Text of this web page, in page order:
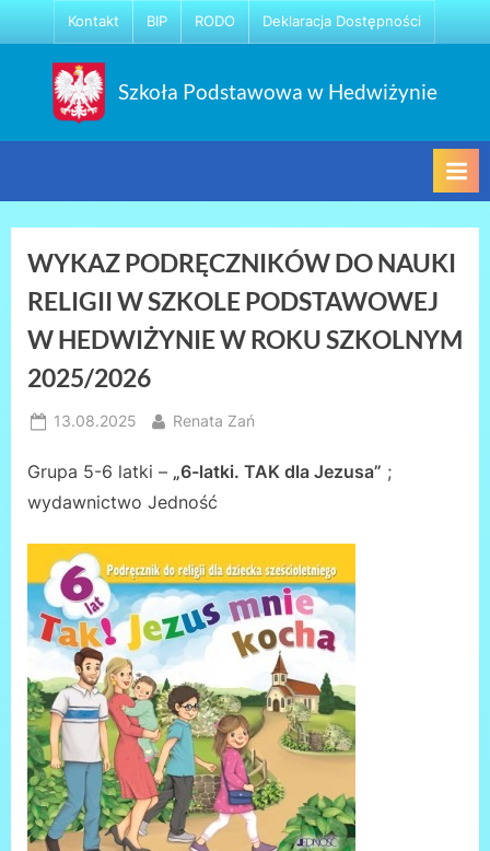
to
content
Kontakt BIP RODO Deklaracja Dostępności
Szkoła Podstawowa w Hedwiżynie
WYKAZ PODRĘCZNIKÓW DO NAUKI
RELIGII W SZKOLE PODSTAWOWEJ
W HEDWIŻYNIE W ROKU SZKOLNYM
2025/2026
Posted
13.08.2025 By
Renata Zań
Grupa 5-6 latki – „6-latki. TAK dla Jezusa” ;
wydawnictwo Jedność